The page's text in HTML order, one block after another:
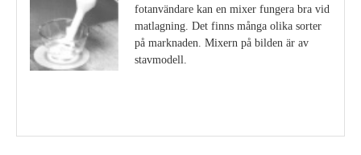
fotanvändare kan en mixer fungera bra vid
matlagning. Det finns många olika sorter
på marknaden. Mixern på bilden är av
stavmodell.